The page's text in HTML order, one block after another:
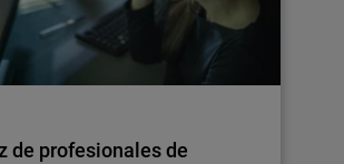
de profesionales de